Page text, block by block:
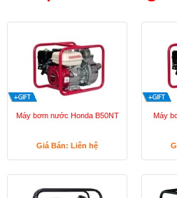
Máy bơm nước Honda B50NT
Giá Bán: Liên hệ
Máy